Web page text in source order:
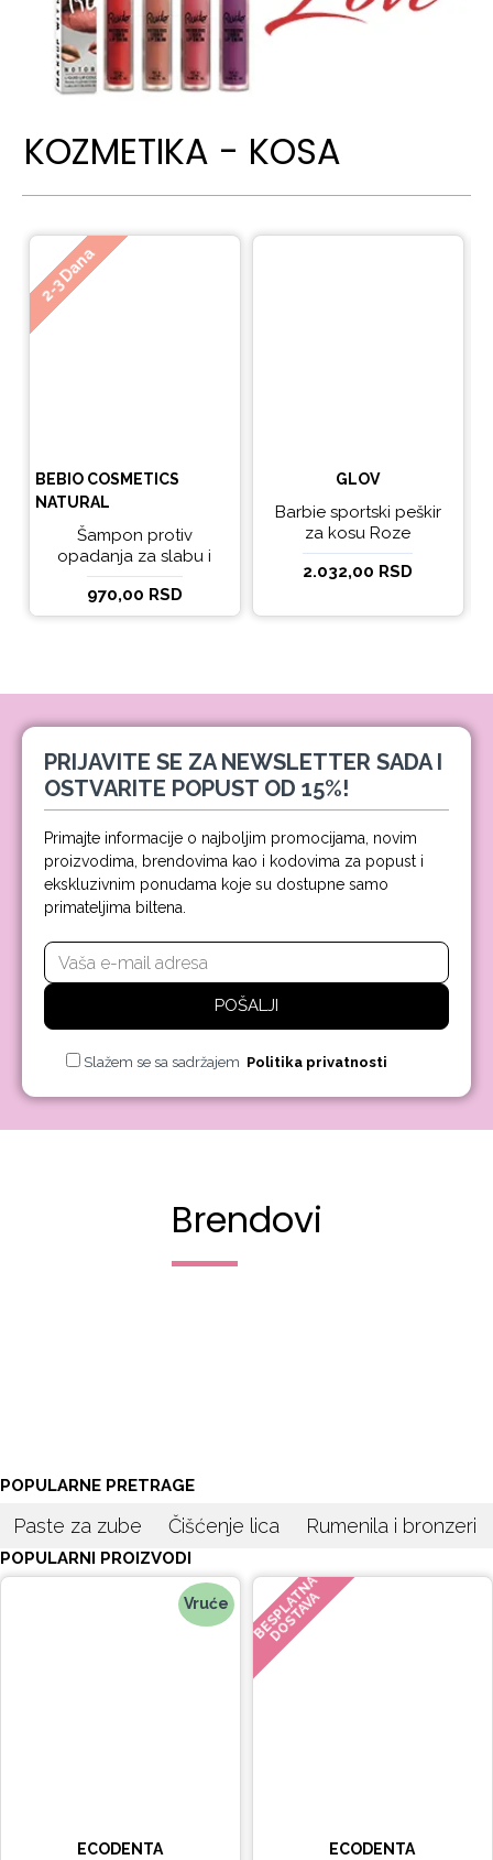
KOZMETIKA - KOSA
2-3 Dana
BEBIO COSMETICS
NATURAL
Šampon protiv
opadanja za slabu i
tanku kosu beBio
natural 300ml
970,00 RSD
GLOV
Barbie sportski peškir
za kosu Roze
2.032,00 RSD
PRIJAVITE SE ZA NEWSLETTER SADA I
OSTVARITE POPUST OD 15%!
Primajte informacije o najboljim promocijama, novim
proizvodima, brendovima kao i kodovima za popust i
ekskluzivnim ponudama koje su dostupne samo
primateljima biltena.
POŠALJI
Slažem se sa sadržajem Politika privatnosti
Brendovi
POPULARNE PRETRAGE
Paste za zube Čišćenje lica Rumenila i bronzeri
POPULARNI PROIZVODI
Vruće
ECODENTA
BESPLATNA
DOSTAVA
ECODENTA